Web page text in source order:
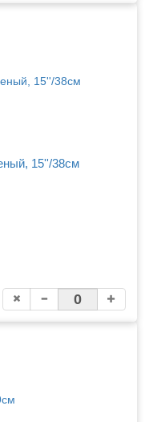
15''/38см